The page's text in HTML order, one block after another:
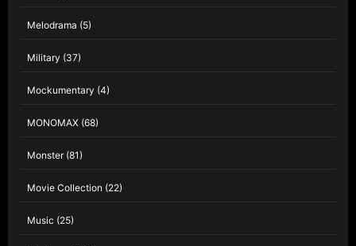
Melodrama (5)
Military (37)
Mockumentary (4)
MONOMAX (68)
Monster(81)
Movie Collection (22)
Music (25)